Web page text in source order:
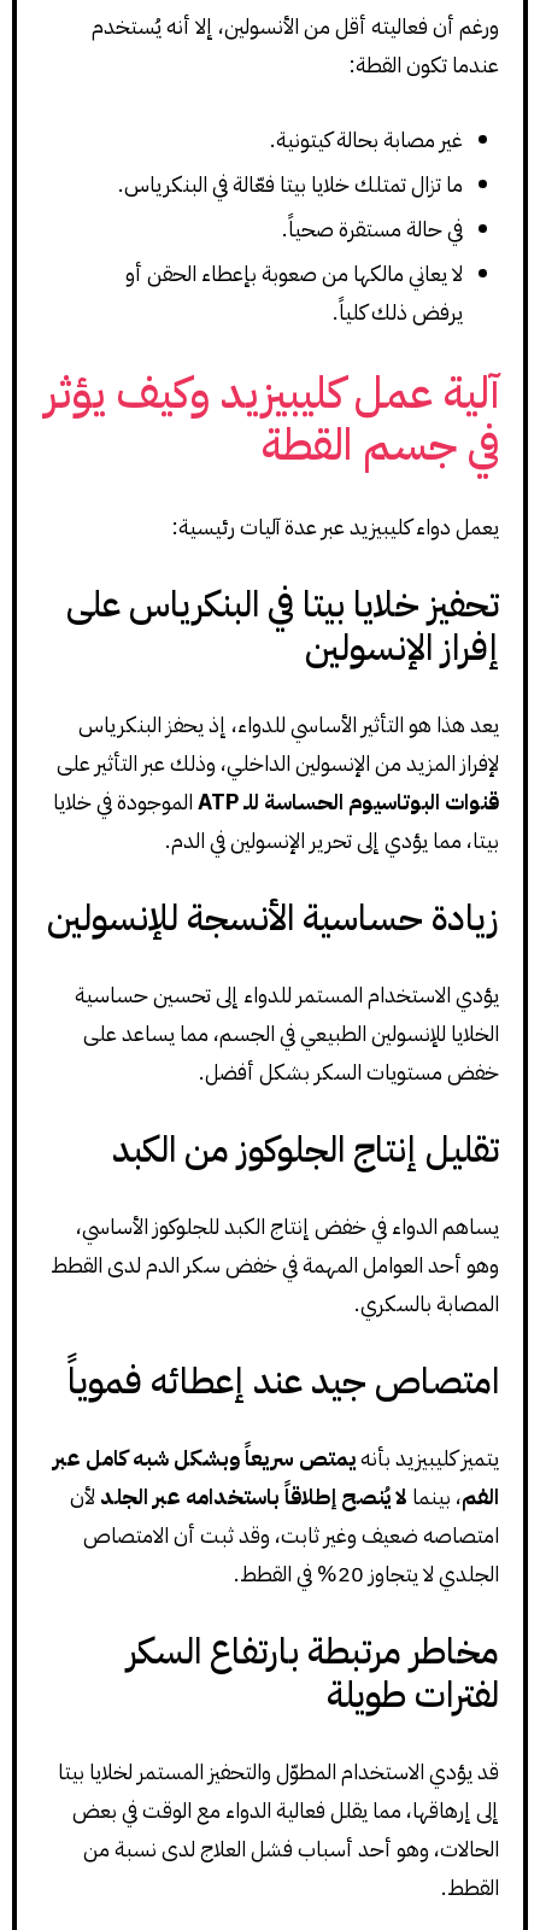
ورغم أن فعاليته أقل من الأنسولين، إلا أنه يُستخدم
عندما تكون القطة:
غير مصابة بحالة كيتونية.
ما تزال تمتلك خلايا بيتا فعّالة في البنكرياس.
في حالة مستقرة صحياً.
لا يعاني مالكها من صعوبة بإعطاء الحقن أو
يرفض ذلك كلياً.
آلية عمل كليبيزيد وكيف يؤثر
في جسم القطة
يعمل دواء كليبيزيد عبر عدة آليات رئيسية:
تحفيز خلايا بيتا في البنكرياس على
إفراز الإنسولين
يعد هذا هو التأثير الأساسي للدواء، إذ يحفز البنكرياس
لإفراز المزيد من الإنسولين الداخلي، وذلك عبر التأثير على
قنوات البوتاسيوم الحساسة للـ ATP
الموجودة في خلايا
بيتا، مما يؤدي إلى تحرير الإنسولين في الدم.
زيادة حساسية الأنسجة للإنسولين
يؤدي الاستخدام المستمر للدواء إلى تحسين حساسية
الخلايا للإنسولين الطبيعي في الجسم، مما يساعد على
خفض مستويات السكر بشكل أفضل.
تقليل إنتاج الجلوكوز من الكبد
يساهم الدواء في خفض إنتاج الكبد للجلوكوز الأساسي،
وهو أحد العوامل المهمة في خفض سكر الدم لدى القطط
المصابة بالسكري.
امتصاص جيد عند إعطائه فموياً
يتميز كليبيزيد بأنهيمتص سريعاً وبشكل شبه كامل عبر
الفم، بينما لا يُنصح إطلاقاً باستخدامه عبر الجلد لأن
امتصاصه ضعيف وغير ثابت، وقد ثبت أن الامتصاص
الجلدي لا يتجاوز 20% في القطط.
مخاطر مرتبطة بارتفاع السكر
لفترات طويلة
قد يؤدي الاستخدام المطوّل والتحفيز المستمر لخلايا بيتا
إلى إرهاقها، مما يقلل فعالية الدواء مع الوقت في بعض
الحالات، وهو أحد أسباب فشل العلاج لدى نسبة من
القطط.